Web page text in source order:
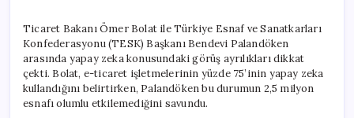
Ömer
Bolat
ile
TESK
Başkanı
Bendevi
Ticaret Bakanı Ömer Bolat ile Türkiye Esnaf ve Sanatkarları
Konfederasyonu (TESK) Başkanı Bendevi Palandöken
arasında yapay zeka konusundaki görüş ayrılıkları dikkat
çekti. Bolat, e-ticaret işletmelerinin yüzde 75’inin yapay zeka
kullandığını belirtirken, Palandöken bu durumun 2,5 milyon
esnafı olumlu etkilemediğini savundu.